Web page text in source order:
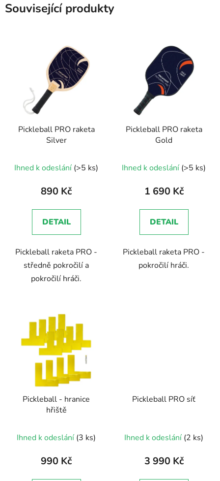
Související produkty
Pickleball PRO raketa
Silver
Ihned k odeslání (>5 ks)
890 Kč
DETAIL
Pickleball raketa PRO -
středně pokročilí a
pokročilí hráči.
Pickleball PRO raketa
Gold
Ihned k odeslání (>5 ks)
1 690 Kč
DETAIL
Pickleball raketa PRO -
pokročilí hráči.
Pickleball - hranice
hřiště
Ihned k odeslání (3 ks)
990 Kč
Pickleball PRO síť
Ihned k odeslání (2 ks)
3 990 Kč